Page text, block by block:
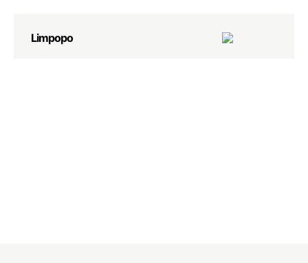
Limpopo